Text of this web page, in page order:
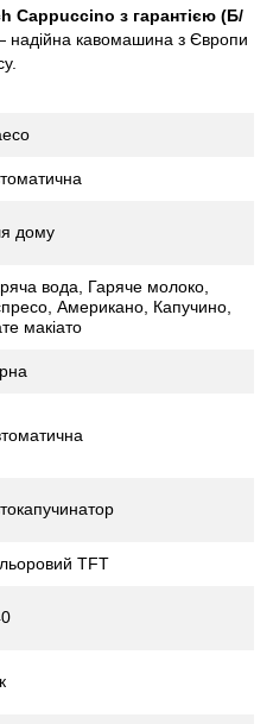
Cappuccino з гарантією (Б/
надійна кавомашина з Європи
дому
вода, Гаряче молоко,
Американо, Капучино,
макіато
TFT